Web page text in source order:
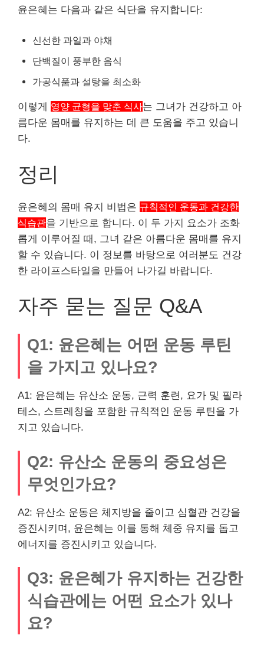
윤은혜는 다음과 같은 식단을 유지합니다:
신선한 과일과 야채
단백질이 풍부한 음식
가공식품과 설탕을 최소화
이렇게 영양 균형을 맞춘 식사는 그녀가 건강하고 아
름다운 몸매를 유지하는 데 큰 도움을 주고 있습니
다.
정리
윤은혜의 몸매 유지 비법은 규칙적인 운동과 건강한
식습관을 기반으로 합니다. 이 두 가지 요소가 조화
롭게 이루어질 때, 그녀 같은 아름다운 몸매를 유지
할 수 있습니다. 이 정보를 바탕으로 여러분도 건강
한 라이프스타일을 만들어 나가길 바랍니다.
자주 묻는 질문 Q&A
Q1: 윤은혜는 어떤 운동 루틴
을 가지고 있나요?
A1: 윤은혜는 유산소 운동, 근력 훈련, 요가 및 필라
테스, 스트레칭을 포함한 규칙적인 운동 루틴을 가
지고 있습니다.
Q2: 유산소 운동의 중요성은
무엇인가요?
A2: 유산소 운동은 체지방을 줄이고 심혈관 건강을
증진시키며, 윤은혜는 이를 통해 체중 유지를 돕고
에너지를 증진시키고 있습니다.
Q3: 윤은혜가 유지하는 건강한
식습관에는 어떤 요소가 있나
요?